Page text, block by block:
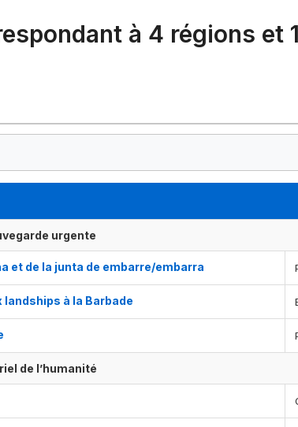
à 4 régions et
urgente
et de la junta de embarre/embarra
à la Barbade
de l’humanité